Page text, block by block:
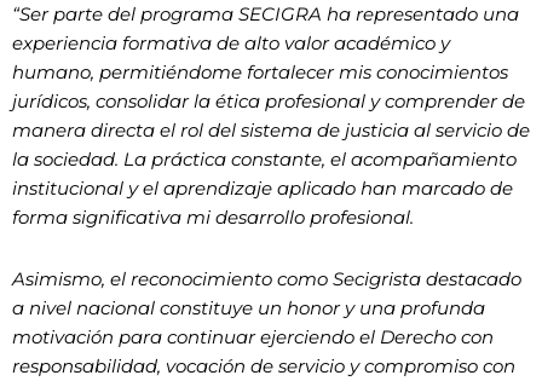
“Ser parte del programa SECIGRA ha representado una
experiencia formativa de alto valor académico y
humano, permitiéndome fortalecer mis conocimientos
jurídicos, consolidar la ética profesional y comprender de
manera directa el rol del sistema de justicia al servicio de
la sociedad. La práctica constante, el acompañamiento
institucional y el aprendizaje aplicado han marcado de
forma significativa mi desarrollo profesional.
Asimismo, el reconocimiento como Secigrista destacado
a nivel nacional constituye un honor y una profunda
motivación para continuar ejerciendo el Derecho con
responsabilidad, vocación de servicio y compromiso con